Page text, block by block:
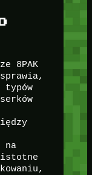
8PAK
na